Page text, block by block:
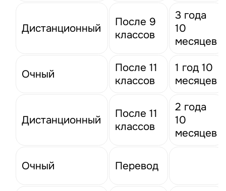
Дистанционный
После 9
классов
3 года
10
месяцев
Очный
После 11
классов
1 год 10
месяцев
Дистанционный
После 11
классов
2 года
10
месяцев
Очный Перевод